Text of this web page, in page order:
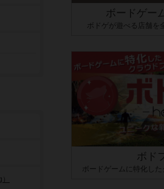
ボードゲー
ボドゲが遊べる店舗を
ボド
ボードゲームに特化し